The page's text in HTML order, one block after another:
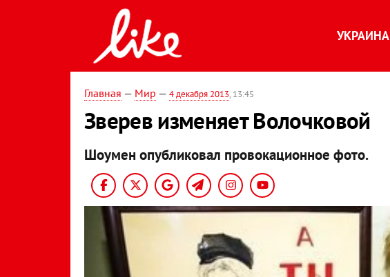
УКРАИНА
Главная — Мир — 4 декабря 2013, 13:45
Зверев изменяет Волочковой
Шоумен опубликовал провокационное фото.